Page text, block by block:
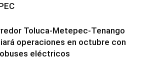
Toluca-Metepec-Tenango
operaciones en octubre con
eléctricos